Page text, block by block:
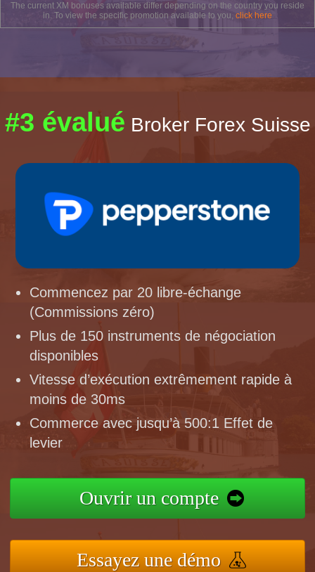
The current XM bonuses available differ depending on the country you reside
in. To view the specific promotion available to you, click here
#3 évalué Broker Forex Suisse
Commencez par 20 libre-échange
(Commissions zéro)
Plus de 150 instruments de négociation
disponibles
Vitesse d’exécution extrêmement rapide à
moins de 30ms
Commerce avec jusqu’à 500:1 Effet de
levier
Ouvrir un compte
Essayez une démo